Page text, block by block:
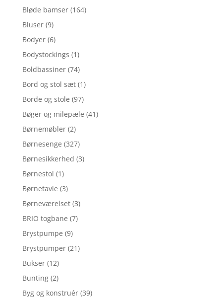
Bløde bamser (164)
Bluser (9)
Bodyer (6)
Bodystockings (1)
Boldbassiner (74)
Bord og stol sæt (1)
Borde og stole (97)
Bøger og milepæle (41)
Børnemøbler (2)
Børnesenge (327)
Børnesikkerhed (3)
Børnestol (1)
Børnetavle (3)
Børneværelset (3)
BRIO togbane (7)
Brystpumpe (9)
Brystpumper (21)
Bukser (12)
Bunting (2)
Byg og konstruér (39)